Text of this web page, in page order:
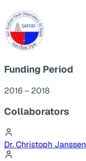
Funding Period
2016 – 2018
Collaborators
Dr. Christoph Janssen